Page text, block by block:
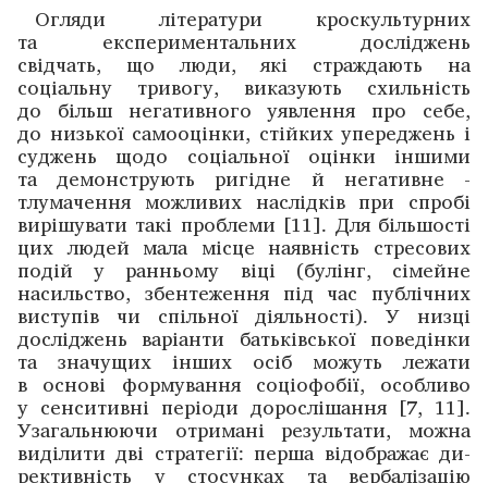
Огляди літератури кроскультурних
та експериментальних досліджень
свідчать, що люди, які страждають на
соціальну тривогу, виказують схильність
до більш негативного уявлення про себе,
до низької самооцінки, стійких упереджень і
суджень щодо соціальної оцінки іншими
та демонструють ригідне й негативне ­
тлумачення можливих наслідків при спробі
вирішувати такі проблеми [11]. Для більшості
цих людей мала місце наявність стресових
подій у ранньому віці (булінг, сімейне
насильство, збентеження під час публічних
виступів чи ­спільної діяль­ності). У низці
досліджень варіанти батьківської ­поведінки
та значущих інших осіб можуть лежати
в основі формування соціофобії, особливо
у сенситивні періоди дорослішання [7, 11].
Узагальнюючи отримані ­результати, можна
виділити дві стратегії: перша ­відображає ­ди­
рективність у стосунках та вербалізацію